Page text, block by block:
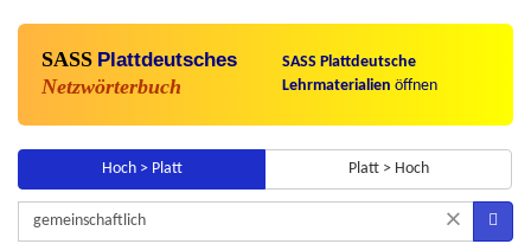
SASS Plattdeutsches
Netzwörterbuch
SASS Plattdeutsche
Lehrmaterialien öffnen
Hoch > Platt Platt > Hoch
×